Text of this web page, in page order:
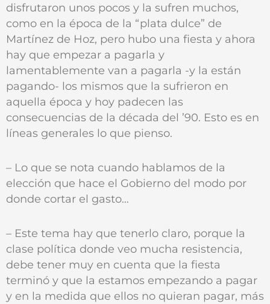
disfrutaron unos pocos y la sufren muchos,
como en la época de la “plata dulce” de
Martínez de Hoz, pero hubo una fiesta y ahora
hay que empezar a pagarla y
lamentablemente van a pagarla -y la están
pagando- los mismos que la sufrieron en
aquella época y hoy padecen las
consecuencias de la década del ’90. Esto es en
líneas generales lo que pienso.
– Lo que se nota cuando hablamos de la
elección que hace el Gobierno del modo por
donde cortar el gasto…
– Este tema hay que tenerlo claro, porque la
clase política donde veo mucha resistencia,
debe tener muy en cuenta que la fiesta
terminó y que la estamos empezando a pagar
y en la medida que ellos no quieran pagar, más